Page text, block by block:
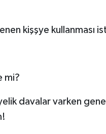
kişşye kullanması
mi?
davalar varken